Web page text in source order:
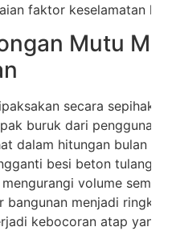
faktor keselamatan
Mutu
secara sepihak
buruk dari
dalam hitungan bulan
besi beton
volume
menjadi
kebocoran atap yang